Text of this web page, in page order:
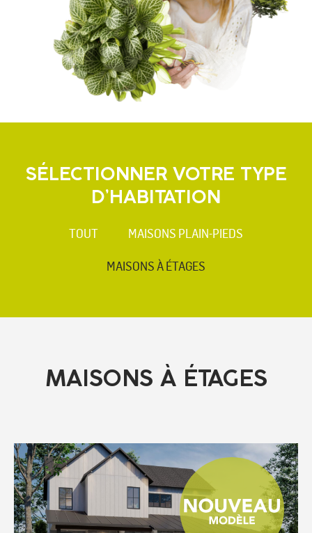
SÉLECTIONNER VOTRE TYPE
D’HABITATION
TOUT MAISONS PLAIN-PIEDS
MAISONS À ÉTAGES
MAISONS À ÉTAGES